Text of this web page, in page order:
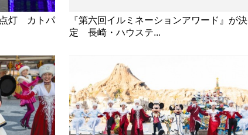
点灯 カトパ
『第六回イルミネーションアワード』が決
定 長崎・ハウステ...